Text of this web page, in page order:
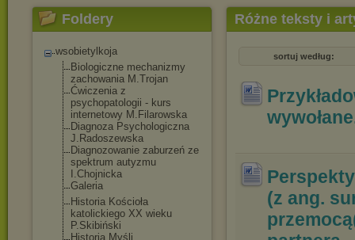
Foldery
wsobietylkoja
Biologiczne mechanizmy
zachowania M.Trojan
Ćwiczenia z
psychopatologii - kurs
internetowy M.Filarowska
Diagnoza Psychologiczna
J.Radoszewska
Diagnozowanie zaburzeń ze
spektrum autyzmu
I.Chojnicka
Galeria
Historia Kościoła
katolickiego XX wieku
P.Skibiński
Historia Myśli
Różne teksty i
sortuj według:
wywołane
(z ang.